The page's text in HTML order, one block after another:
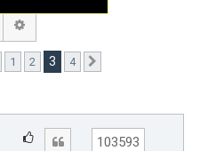
Suche
Vorherige
1 2 3 4
103593